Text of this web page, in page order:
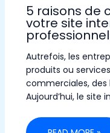
5 raisons de
votre site
Autrefois, les
produits ou
commerciales,
Aujourd’hui, le site